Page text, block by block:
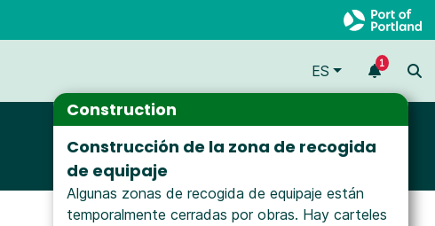
Construction
Construcción de la zona de recogida
de equipaje
Algunas zonas de recogida de equipaje están
temporalmente cerradas por obras. Hay carteles
ES 1